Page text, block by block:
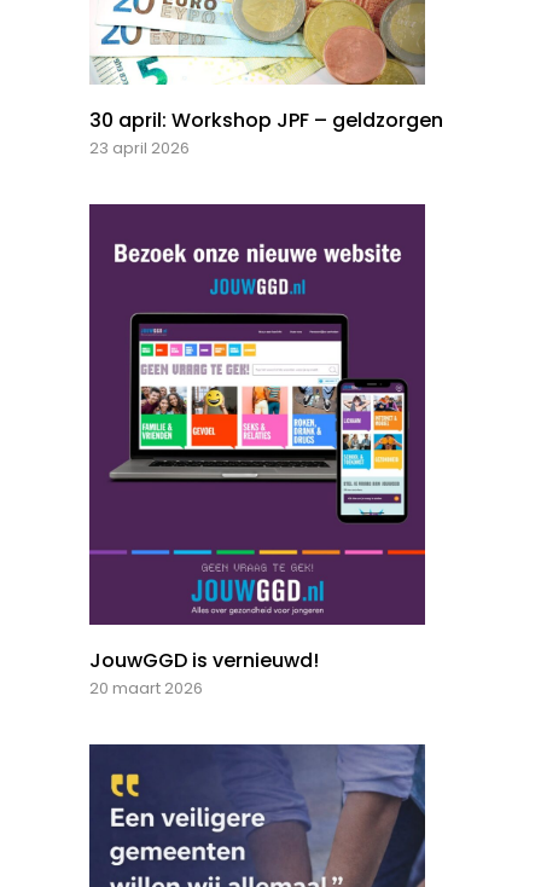
30 april: Workshop JPF – geldzorgen
23 april 2026
JouwGGD is vernieuwd!
20 maart 2026